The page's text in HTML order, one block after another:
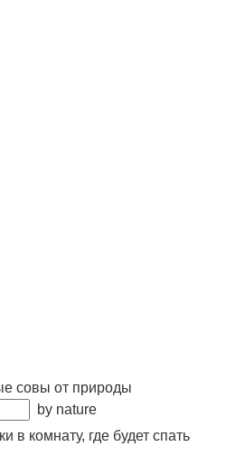
совы от природы
by nature
в комнату, где будет спать